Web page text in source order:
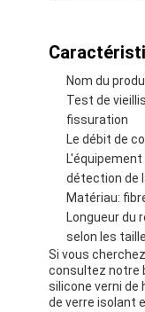
Nom du
Test de
fissuration
Le débit de
détection de
Matériau:
Longueur du
selon les
Si vous
consultez notre
silicone verni
de verre isolant